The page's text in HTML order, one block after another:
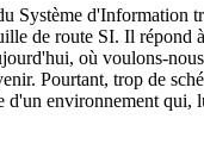
Système d'Information
de route SI. Il répond
où voulons-
Pourtant, trop de
d'un environnement qui,